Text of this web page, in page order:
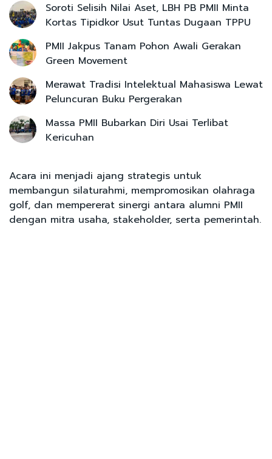
Soroti Selisih Nilai Aset, LBH PB PMII Minta
Kortas Tipidkor Usut Tuntas Dugaan TPPU
PMII Jakpus Tanam Pohon Awali Gerakan
Green Movement
Merawat Tradisi Intelektual Mahasiswa Lewat
Peluncuran Buku Pergerakan
Massa PMII Bubarkan Diri Usai Terlibat
Kericuhan
Acara ini menjadi ajang strategis untuk
membangun silaturahmi, mempromosikan olahraga
golf, dan mempererat sinergi antara alumni PMII
dengan mitra usaha, stakeholder, serta pemerintah.